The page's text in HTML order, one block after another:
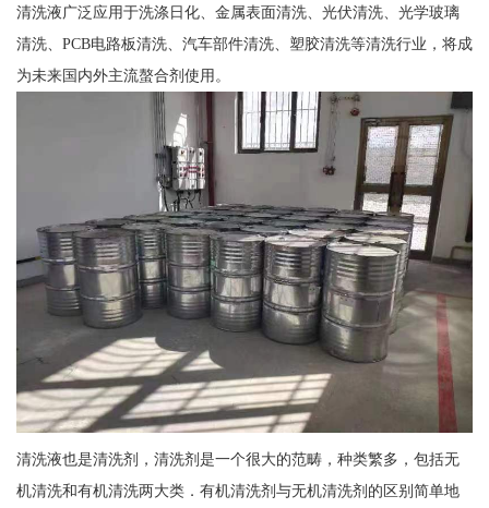
清洗液广泛应用于洗涤日化、金属表面清洗、光伏清洗、光学玻璃
清洗、PCB电路板清洗、汽车部件清洗、塑胶清洗等清洗行业，将成
为未来国内外主流螯合剂使用。
清洗液也是清洗剂，清洗剂是一个很大的范畴，种类繁多，包括无
机清洗和有机清洗两大类．有机清洗剂与无机清洗剂的区别简单地